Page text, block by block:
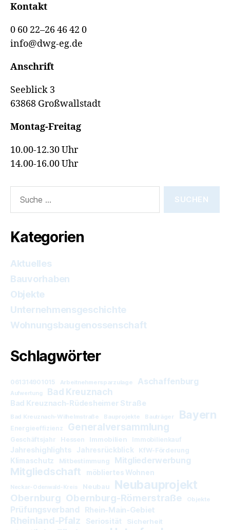
Kontakt
0 60 22–26 46 42 0
info@dwg-eg.de
Anschrift
Seeblick 3
63868 Großwallstadt
Montag-Freitag
10.00-12.30 Uhr
14.00-16.00 Uhr
nach:
Kategorien
Aktuelles
Bauvorhaben
Objekte
Unternehmensgeschichte
Wohnungsbaugenossenschaft
Schlagwörter
061314901015 Arbeitnehmersparzulage Aschaffenburg
Aufwertung Bad Kreuznach
Bad Kreuznach-Rüdesheimer Straße
Bad Kreuznach-Wilhelmstraße Bauprojekte Bauträger Bayern
Energieeffizienz Generalversammlung
Geschäftsjahr Hessen Immobilien Immobilienkauf
Jahreshighlights Jahresrückblick KfW-Förderung
Klimaschutz Mitbestimmung Mitgliederwerbung
Mitgliedschaft möbliertes Wohnen
Neckar-Odenwald-Kreis Neubau Neubauprojekt
Obernburg Obernburg-Römerstraße Objekte
Prüfungsverband Rhein-Main-Gebiet
Rheinland-Pfalz Seriosität Sicherheit